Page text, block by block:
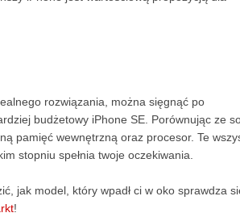
rozwiązania, można sięgnąć po
budżetowy iPhone SE. Porównując ze
pamięć wewnętrzną oraz procesor. Te
stopniu spełnia twoje oczekiwania.
jak model, który wpadł ci w oko sprawdza
!